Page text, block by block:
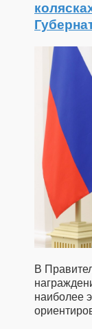
В
наиболее